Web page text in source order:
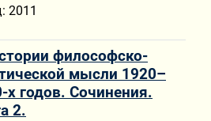
2011
философско-
мысли 1920–
х годов. Сочинения.
2.